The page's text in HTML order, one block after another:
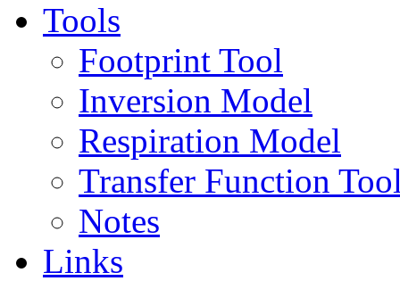
Tools
Footprint Tool
Inversion Model
Respiration Model
Transfer Function
Notes
Links